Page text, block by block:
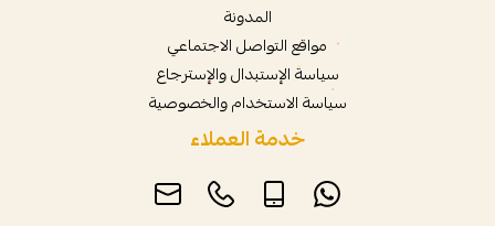
المدونة
مواقع التواصل الاجتماعي
سياسة الإستبدال والإسترجاع
سياسة الاستخدام والخصوصية
خدمة العملاء